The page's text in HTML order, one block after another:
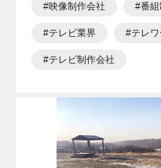
映像制作会社 番
テレビ業界 テレワ
テレビ制作会社